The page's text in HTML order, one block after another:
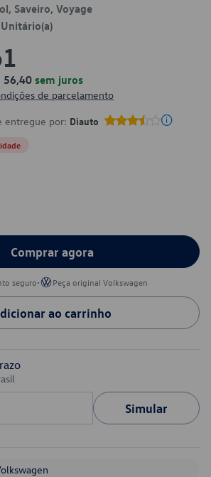
Saveiro, Voyage
Unitário(a)
56,40sem juros
de parcelamento
entregue por: Diauto
Comprar agora
seguro• Peça original Volkswagen
ao carrinho
Simular